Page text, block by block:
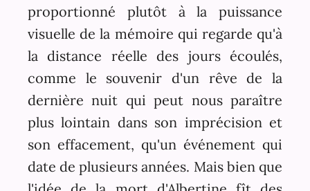
proportionné plutôt à la puissance
visuelle de la mémoire qui regarde qu'à
la distance réelle des jours écoulés,
comme le souvenir d'un rêve de la
dernière nuit qui peut nous paraître
plus lointain dans son imprécision et
son effacement, qu'un événement qui
date de plusieurs années. Mais bien que